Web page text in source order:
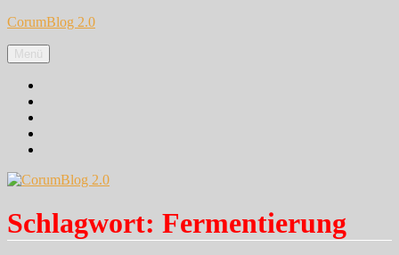
Zum
springen
CorumBlog 2.0
Menü
Schlagwort: Fermentierung